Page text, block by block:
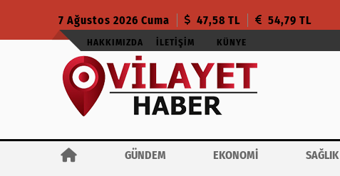
7 Ağustos 2026 Cuma 47,58 TL 54,79 TL
HAKKIMIZDA İLETIŞIM KÜNYE
GÜNDEM EKONOMİ SAĞLIK